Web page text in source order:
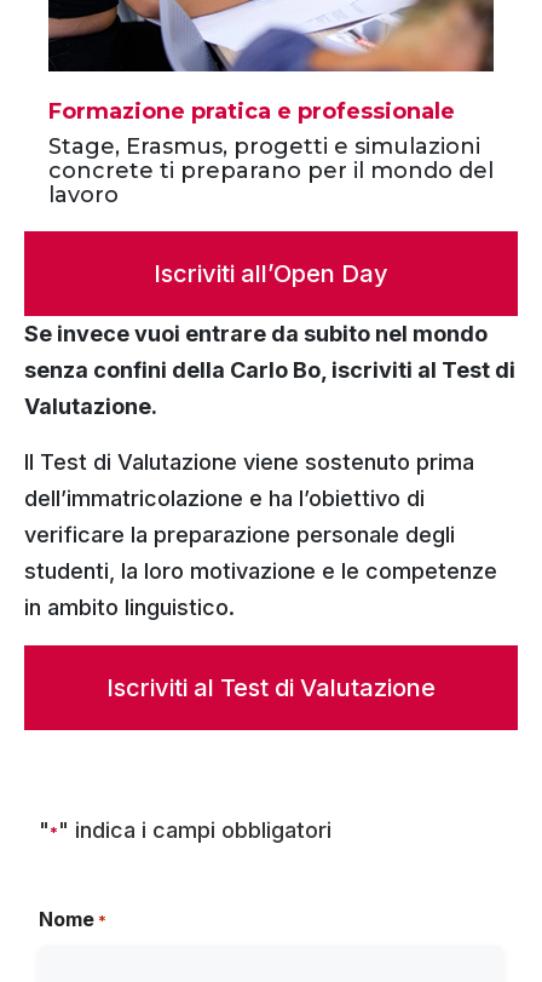
Formazione pratica e professionale
Stage, Erasmus, progetti e simulazioni
concrete ti preparano per il mondo del
lavoro
Iscriviti all’Open Day
Se invece vuoi entrare da subito nel mondo
senza confini della Carlo Bo, iscriviti al Test di
Valutazione.
Il Test di Valutazione viene sostenuto prima
dell’immatricolazione e ha l’obiettivo di
verificare la preparazione personale degli
studenti, la loro motivazione e le competenze
in ambito linguistico.
Iscriviti al Test di Valutazione
"*" indica i campi obbligatori
Nome *